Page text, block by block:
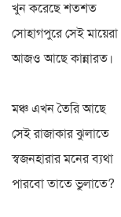
খুন করেছে শতশত
সোহাগপুরে সেই মায়েরা
আজও আছে কান্নারত।
মঞ্চ এখন তৈরি আছে
সেই রাজাকার ঝুলাতে
স্বজনহারার মনের ব্যথা
পারবো তাতে ভুলাতে?